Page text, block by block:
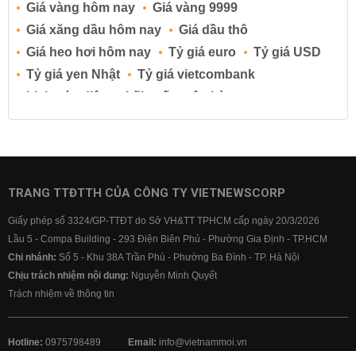
Giá vàng hôm nay
Giá vàng 9999
Giá xăng dầu hôm nay
Giá dầu thô
Giá heo hơi hôm nay
Tỷ giá euro
Tỷ giá USD
Tỷ giá yen Nhật
Tỷ giá vietcombank
Lịch cúp điện
Lãi suất ngân hàng
Lãi suất tiết kiệm
Lãi suất tiền gửi
Lãi suất ngân hàng BIDV
Lãi suất ngân hàng Vietcombank
TRANG TTĐTTH CỦA CÔNG TY VIETNEWSCORP
Giấy phép số 3324/GP-TTĐT do Sở VH&TT TPHCM cấp ngày 20/3/2026
Lầu 5 - Compa Building - 293 Điện Biên Phủ - Phường Gia Định - TP.HCM
Chi nhánh: Số 5 - Khu 38A Trần Phú - Phường Ba Đình - TP. Hà Nội
Chịu trách nhiệm nội dung: Nguyễn Minh Quyết
Trách nhiệm về thông tin
Hotline: 0975798489 Email: info@vietnammoi.vn